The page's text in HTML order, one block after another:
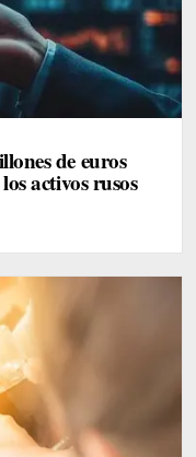
de euros
activos rusos